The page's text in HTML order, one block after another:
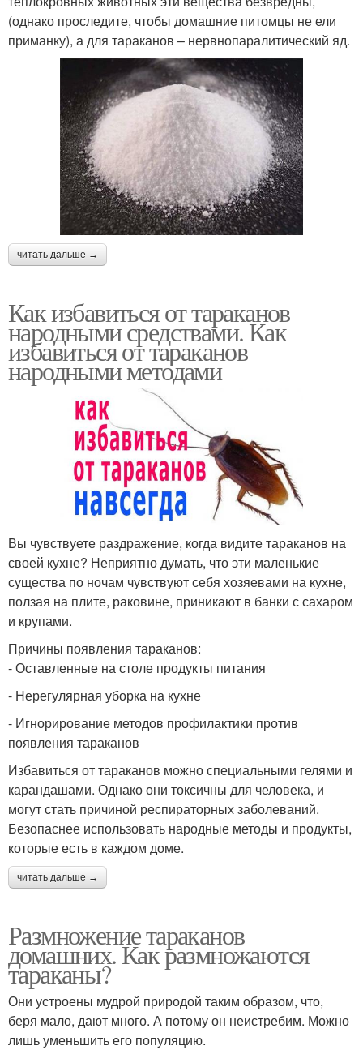
(однако проследите, чтобы домашние питомцы не ели
приманку), а для тараканов – нервнопаралитический яд.
читать дальше →
Как избавиться от тараканов
народными средствами. Как
избавиться от тараканов
народными методами
Вы чувствуете раздражение, когда видите тараканов на
своей кухне? Неприятно думать, что эти маленькие
существа по ночам чувствуют себя хозяевами на кухне,
ползая на плите, раковине, приникают в банки с сахаром
и крупами.
Причины появления тараканов:
- Оставленные на столе продукты питания
- Нерегулярная уборка на кухне
- Игнорирование методов профилактики против
появления тараканов
Избавиться от тараканов можно специальными гелями и
карандашами. Однако они токсичны для человека, и
могут стать причиной респираторных заболеваний.
Безопаснее использовать народные методы и продукты,
которые есть в каждом доме.
читать дальше →
Размножение тараканов
домашних. Как размножаются
тараканы?
Они устроены мудрой природой таким образом, что,
беря мало, дают много. А потому он неистребим. Можно
лишь уменьшить его популяцию.